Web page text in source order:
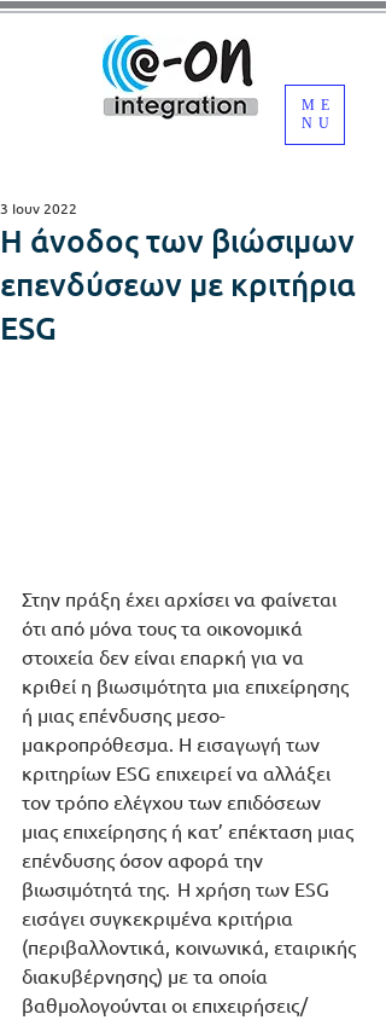
ME
NU
Η άνοδος των βιώσιμων
επενδύσεων με κριτήρια
ESG
3 Ιουν 2022
Στην πράξη έχει αρχίσει να φαίνεται
ότι από μόνα τους τα οικονομικά
στοιχεία δεν είναι επαρκή για να
κριθεί η βιωσιμότητα μια επιχείρησης
ή μιας επένδυσης μεσο-
μακροπρόθεσμα. Η εισαγωγή των
κριτηρίων ESG επιχειρεί να αλλάξει
τον τρόπο ελέγχου των επιδόσεων
μιας επιχείρησης ή κατ’ επέκταση μιας
επένδυσης όσον αφορά την
βιωσιμότητά της.  Η χρήση των ESG
εισάγει συγκεκριμένα κριτήρια
(περιβαλλοντικά, κοινωνικά, εταιρικής
διακυβέρνησης) με τα οποία
βαθμολογούνται οι επιχειρήσεις/